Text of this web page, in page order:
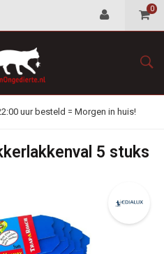
0
uur besteld = Morgen in huis!
5 stuks